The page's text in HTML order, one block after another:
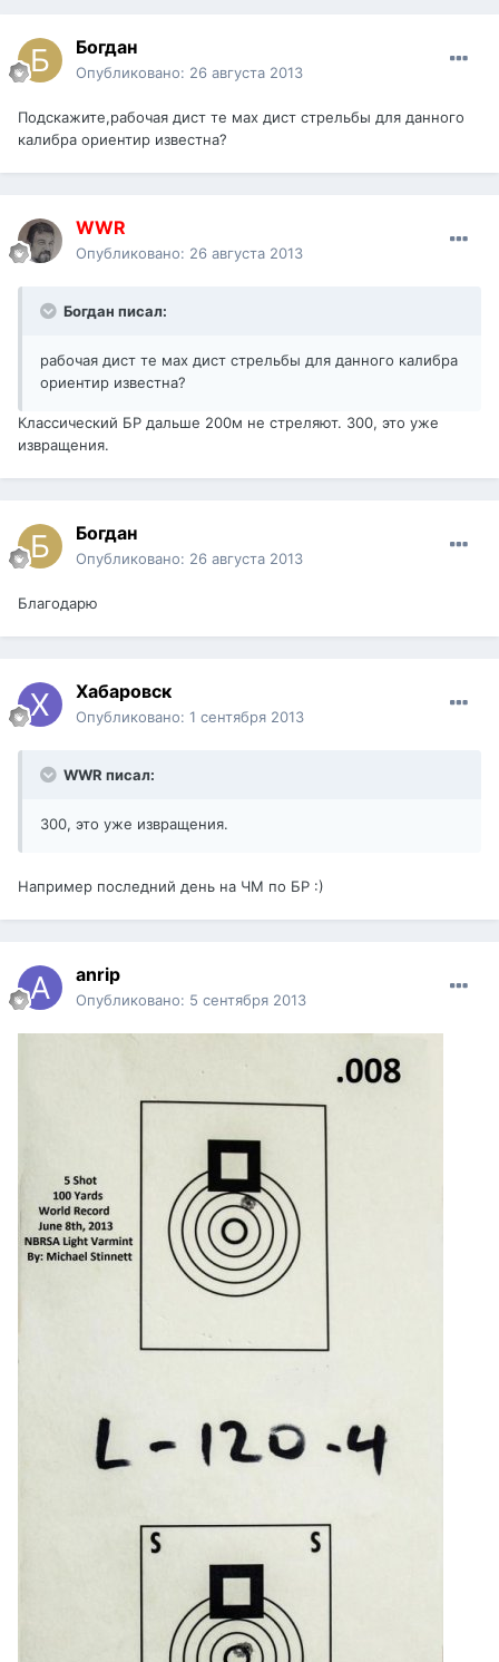
Богдан
Опубликовано: 26 августа 2013
Подскажите,рабочая дист те мах дист стрельбы для данного
калибра ориентир известна?
WWR
Опубликовано: 26 августа 2013
Богдан писал:
рабочая дист те мах дист стрельбы для данного калибра
ориентир известна?
Классический БР дальше 200м не стреляют. 300, это уже
извращения.
Богдан
Опубликовано: 26 августа 2013
Благодарю
Хабаровск
Опубликовано: 1 сентября 2013
WWR писал:
300, это уже извращения.
Например последний день на ЧМ по БР :)
anrip
Опубликовано: 5 сентября 2013